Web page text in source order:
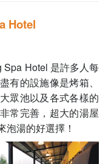
Hotel
Spa Hotel 是許多人每
有的設施像是烤箱、
眾池以及各式各樣的
常完善，超大的湯屋
湯的好選擇！